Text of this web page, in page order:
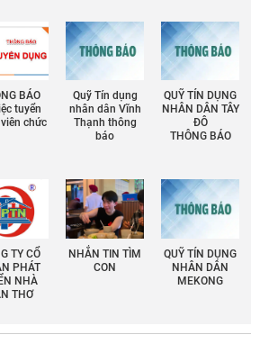
BÁO
tuyển
chức
Quỹ Tín dụng
nhân dân Vĩnh
Thạnh thông
báo
QUỸ TÍN DỤNG
NHÂN DÂN TÂY
ĐÔ
THÔNG BÁO
TY CỔ
PHÁT
NHÀ
THƠ
NHẮN TIN TÌM
CON
QUỸ TÍN DỤNG
NHÂN DÂN
MEKONG